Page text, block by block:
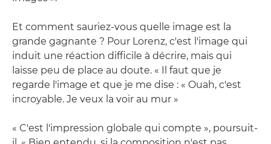
Et comment sauriez-vous quelle image est la
grande gagnante ? Pour Lorenz, c'est l'image qui
induit une réaction difficile à décrire, mais qui
laisse peu de place au doute. « Il faut que je
regarde l'image et que je me dise : « Ouah, c'est
incroyable. Je veux la voir au mur »
« C'est l'impression globale qui compte », poursuit-